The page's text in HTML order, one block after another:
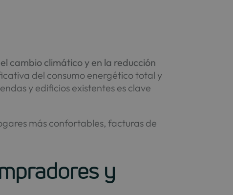
cambio climático y en la reducción
del consumo energético total y
y edificios existentes es clave
más confortables, facturas de
y